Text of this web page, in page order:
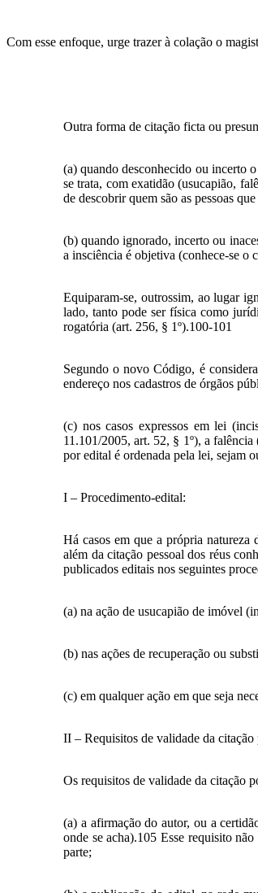
Com esse enfoque, urge trazer à colação o
Outra forma de citação ficta ou
(a) quando desconhecido ou incerto
se trata, com exatidão (usucapião,
de descobrir quem são as pessoas
(b) quando ignorado, incerto ou
a insciência é objetiva (conhece-se o
Equiparam-se, outrossim, ao lugar
lado, tanto pode ser física como
rogatória (art. 256, § 1º).100-101
Segundo o novo Código, é
endereço nos cadastros de órgãos
(c) nos casos expressos em lei
11.101/2005, art. 52, § 1º), a
por edital é ordenada pela lei, sejam
I – Procedimento-edital:
Há casos em que a própria natureza
além da citação pessoal dos réus
publicados editais nos seguintes
(a) na ação de usucapião de imóvel
(b) nas ações de recuperação ou
(c) em qualquer ação em que seja
II – Requisitos de validade da citação
Os requisitos de validade da citação
(a) a afirmação do autor, ou a
onde se acha).105 Esse requisito
parte;